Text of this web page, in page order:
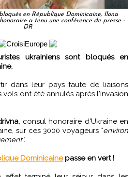
en République Dominicaine, Ilona
a tenu une conférence de presse -
DR
ukrainiens sont bloqués en
dans leur pays faute de liaisons
vols ont été annulés après l'invasion
consul honoraire d'Ukraine en
sur ces 3000 voyageurs "environ
Dominicaine passe en vert !